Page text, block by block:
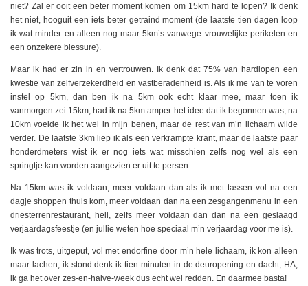
niet? Zal er ooit een beter moment komen om 15km hard te lopen? Ik denk
het niet, hooguit een iets beter getraind moment (de laatste tien dagen loop
ik wat minder en alleen nog maar 5km’s vanwege vrouwelijke perikelen en
een onzekere blessure).
Maar ik had er zin in en vertrouwen. Ik denk dat 75% van hardlopen een
kwestie van zelfverzekerdheid en vastberadenheid is. Als ik me van te voren
instel op 5km, dan ben ik na 5km ook echt klaar mee, maar toen ik
vanmorgen zei 15km, had ik na 5km amper het idee dat ik begonnen was, na
10km voelde ik het wel in mijn benen, maar de rest van m’n lichaam wilde
verder. De laatste 3km liep ik als een verkrampte krant, maar de laatste paar
honderdmeters wist ik er nog iets wat misschien zelfs nog wel als een
springtje kan worden aangezien er uit te persen.
Na 15km was ik voldaan, meer voldaan dan als ik met tassen vol na een
dagje shoppen thuis kom, meer voldaan dan na een zesgangenmenu in een
driesterrenrestaurant, hell, zelfs meer voldaan dan dan na een geslaagd
verjaardagsfeestje (en jullie weten hoe speciaal m’n verjaardag voor me is).
Ik was trots, uitgeput, vol met endorfine door m’n hele lichaam, ik kon alleen
maar lachen, ik stond denk ik tien minuten in de deuropening en dacht, HA,
ik ga het over zes-en-halve-week dus echt wel redden. En daarmee basta!